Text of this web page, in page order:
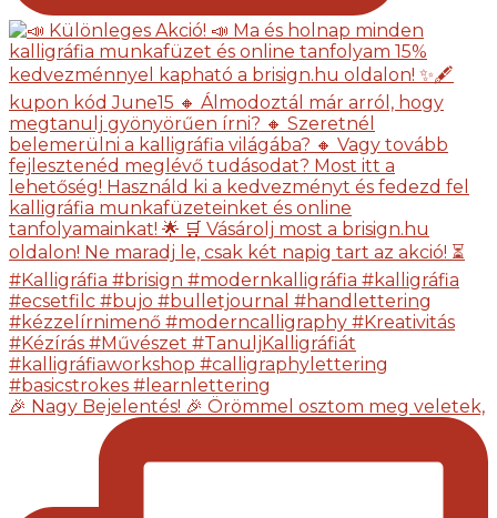
🎉 Nagy Bejelentés! 🎉 Örömmel osztom meg veletek,